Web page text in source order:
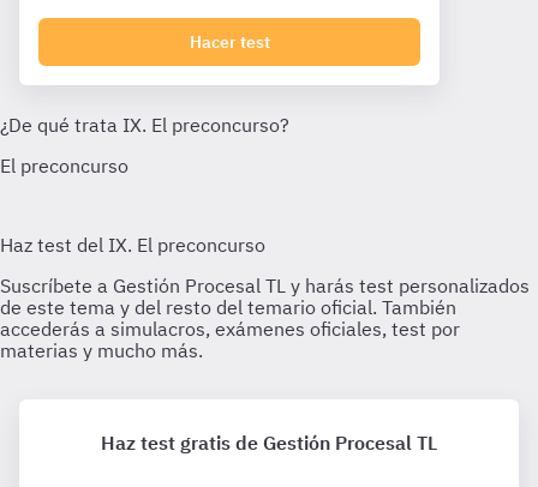
Hacer test
Haz test gratis de Gestión Procesal TL